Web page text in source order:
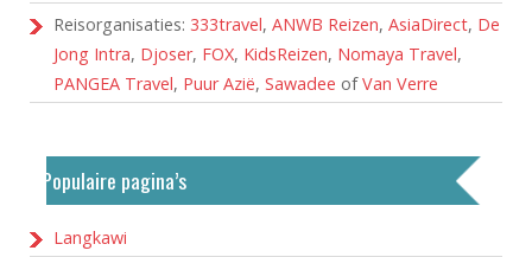
Reisorganisaties: 333travel, ANWB Reizen, AsiaDirect, De
Jong Intra, Djoser, FOX, KidsReizen, Nomaya Travel,
PANGEA Travel, Puur Azië, Sawadee ofVan Verre
Populaire pagina’s
Langkawi